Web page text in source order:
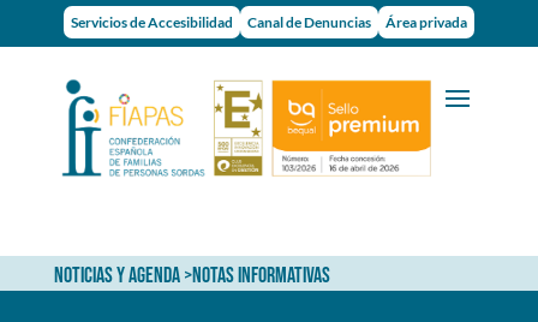
Servicios de Accesibilidad Canal de Denuncias Área privada
NOTICIAS Y AGENDA>NOTAS INFORMATIVAS